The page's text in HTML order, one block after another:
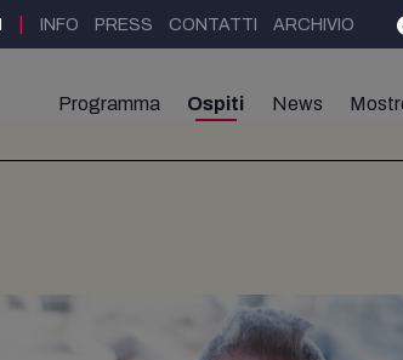
INFO PRESS CONTATTI ARCHIVIO
Programma Ospiti News